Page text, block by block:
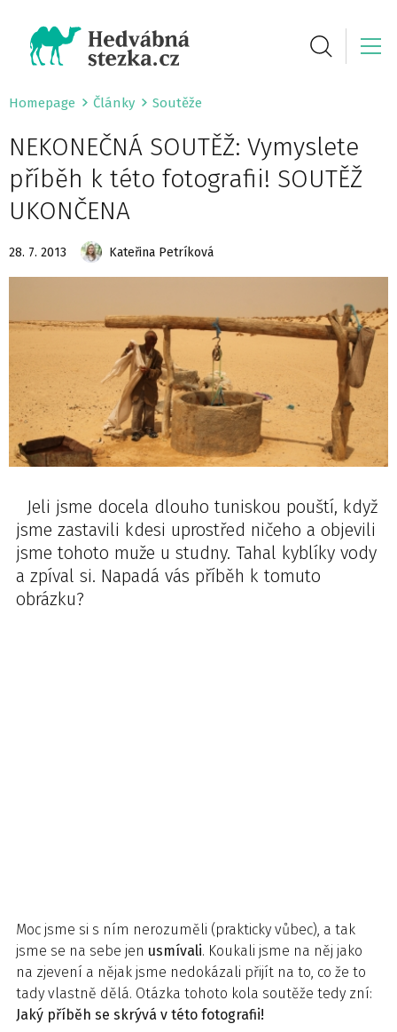
Homepage Články Soutěže
NEKONEČNÁ SOUTĚŽ: Vymyslete
příběh k této fotografii! SOUTĚŽ
UKONČENA
28. 7. 2013 Kateřina Petríková
Jeli jsme docela dlouho tuniskou pouští, když
jsme zastavili kdesi uprostřed ničeho a objevili
jsme tohoto muže u studny. Tahal kyblíky vody
a zpíval si. Napadá vás příběh k tomuto
obrázku?
Moc jsme si s ním nerozuměli (prakticky vůbec), a tak
jsme se na sebe jen usmívali. Koukali jsme na něj jako
na zjevení a nějak jsme nedokázali přijít na to, co že to
tady vlastně dělá. Otázka tohoto kola soutěže tedy zní:
Jaký příběh se skrývá v této fotografii!